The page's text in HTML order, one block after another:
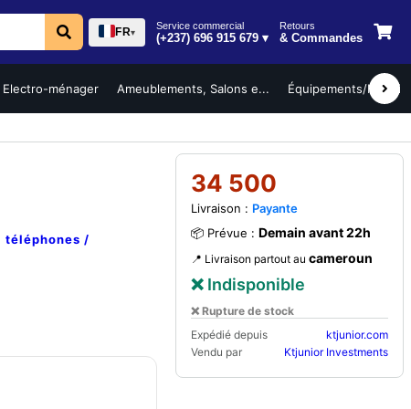
FR▾
Service commercial
(+237) 696 915 679 ▾
Retours
& Commandes
Electro-ménager Ameublements, Salons e... Équipements/
téléphones /
34 500
Livraison : Payante
📦 Prévue : Demain avant 22h
📍 Livraison partout au cameroun
❌ Indisponible
❌ Rupture de stock
Expédié depuis
ktjunior.com
Vendu par
Ktjunior Investments